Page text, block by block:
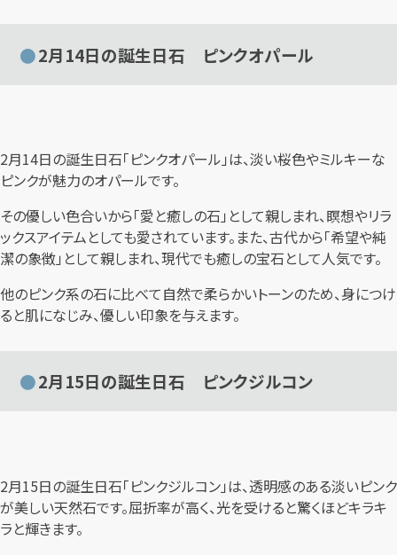
2月14日の誕生日石 ピンクオパール
2月14日の誕生日石「ピンクオパール」は、淡い桜色やミルキーな
ピンクが魅力のオパールです。
その優しい色合いから「愛と癒しの石」として親しまれ、瞑想やリラ
ックスアイテムとしても愛されています。また、古代から「希望や純
潔の象徴」として親しまれ、現代でも癒しの宝石として人気です。
他のピンク系の石に比べて自然で柔らかいトーンのため、身につけ
ると肌になじみ、優しい印象を与えます。
2月15日の誕生日石 ピンクジルコン
2月15日の誕生日石「ピンクジルコン」は、透明感のある淡いピンク
が美しい天然石です。屈折率が高く、光を受けると驚くほどキラキ
ラと輝きます。